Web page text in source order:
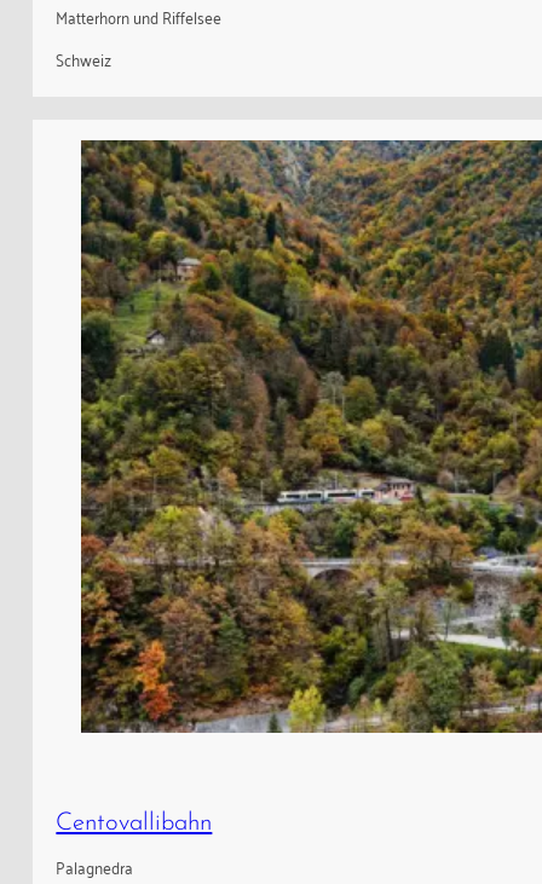
Matterhorn und Riffelsee
Schweiz
Centovallibahn
Palagnedra